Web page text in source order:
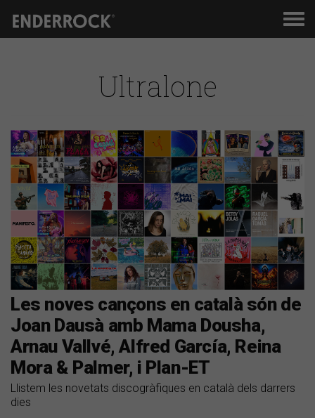
Ultralone
Les noves cançons en català són de
Joan Dausà amb Mama Dousha,
Arnau Vallvé, Alfred García, Reina
Mora & Palmer, i Plan-ET
Llistem les novetats discogràfiques en català dels darrers
dies